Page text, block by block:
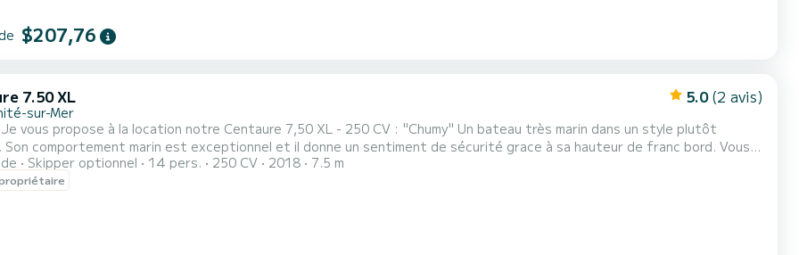
$207,76
7.50 XL 5.0 (2 avis)
sur-Mer
Je vous propose à la location notre Centaure 7,50 XL - 250 CV : "Chumy" Un bateau très marin dans un style plutôt
Son comportement marin est exceptionnel et il donne un sentiment de sécurité grace à sa hauteur de franc bord. Vous
installer confortablement sur la banquette avant et arrière et les quatre sièges jockeys. Il comprend également un
Skipper optionnel 14 pers. 250 CV 2018 7.5 m